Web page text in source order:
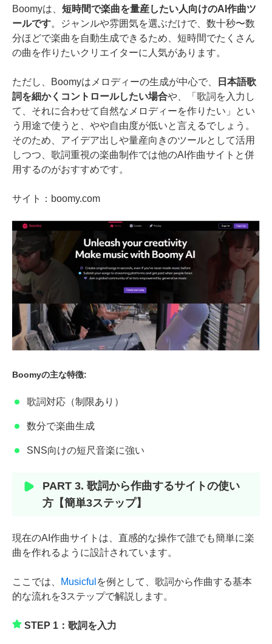
Boomyは、 短時間で楽曲を量産したい人向けのAI作曲ツ
ールです。ジャンルや雰囲気を選ぶだけで、数十秒〜数
分ほどで楽曲を自動生成できるため、短時間でたくさん
の曲を作りたいクリエイターに人気があります。
ただし、Boomyはメロディーの生成が中心で、
日本語歌
詞を細かくコントロールしたい場合や、「歌詞を入力し
て、それに合わせて自然なメロディーを作りたい」とい
う用途で使うと、やや自由度が低いと言えるでしょう。
そのため、アイデア出しや量産向きのツールとして活用
しつつ、歌詞重視の楽曲制作では他のAI作曲サイトと併
用するのがおすすめです。
サイト：boomy.com
Boomyの主な特徴:
歌詞対応（制限あり）
数分で楽曲生成
SNS向けの短尺音楽に強い
PART 3. 歌詞から作曲するサイトの使い
方【簡単3ステップ】
現在のAI作曲サイトは、直感的な操作で誰でも簡単に楽
曲を作れるように設計されています。
ここでは、 Musicful を例として、歌詞から作曲する基本
的な流れを3ステップで解説します。
STEP 1：歌詞を入力